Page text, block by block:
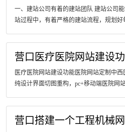
一、建站公司有着的建站团队 建站公司
站过程中，有着严格的建站流程，规划好
营口医疗医院网站建设
医疗医院网站建设功能医院网站定制中西
纯设计界面切图重构，pc+移动端医院网
营口搭建一个工程机械